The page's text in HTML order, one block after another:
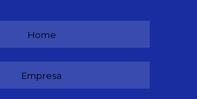
Home
Empresa